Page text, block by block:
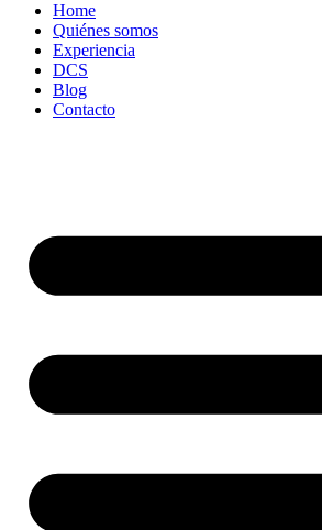
Home
Quiénes somos
Experiencia
DCS
Blog
Contacto